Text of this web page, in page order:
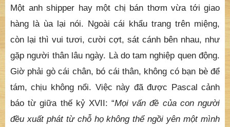
Một anh shipper hay một chị bán thơm vừa tới giao
hàng là ùa lại nói. Ngoài cái khẩu trang trên miệng,
còn lại thì vui tươi, cười cợt, sát cánh bên nhau, như
gặp người thân lâu ngày. Là do tam nghiệp quen động.
Giờ phải gò cái chân, bó cái thân, không có bạn bè để
tám, chịu không nổi. Việc này đã được Pascal cảnh
báo từ giữa thế kỷ XVII: “Mọi vấn đề của con người
đều xuất phát từ chỗ họ không thể ngồi yên một mình